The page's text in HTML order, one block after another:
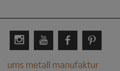
ums metall manufaktur